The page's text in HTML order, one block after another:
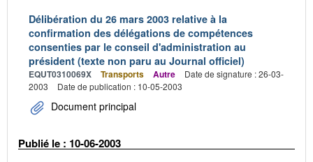
Délibération du 26 mars 2003 relative à la
confirmation des délégations de compétences
consenties par le conseil d'administration au
président (texte non paru au Journal officiel)
EQUT0310069X Transports Autre
Date de signature : 26-03-
2003
Date de publication : 10-05-2003
Document principal
Publié le : 10-06-2003